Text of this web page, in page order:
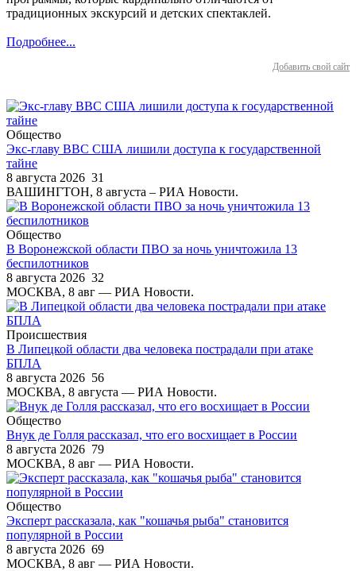
традиционных экскурсий и детских спектаклей.
Подробнее...
Добавить свой сайт
Общество
Экс-главу ВВС США лишили доступа к государственной
тайне
8 августа 2026 31
ВАШИНГТОН, 8 августа – РИА Новости.
Общество
В Воронежской области ПВО за ночь уничтожила 13
беспилотников
8 августа 2026 32
МОСКВА, 8 авг — РИА Новости.
Происшествия
В Липецкой области два человека пострадали при атаке
БПЛА
8 августа 2026 56
МОСКВА, 8 августа — РИА Новости.
Общество
Внук де Голля рассказал, что его восхищает в России
8 августа 2026 79
МОСКВА, 8 авг — РИА Новости.
Общество
Эксперт рассказала, как "кошачья рыба" становится
популярной в России
8 августа 2026 69
МОСКВА, 8 авг — РИА Новости.